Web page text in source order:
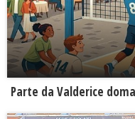
Parte da Valderice